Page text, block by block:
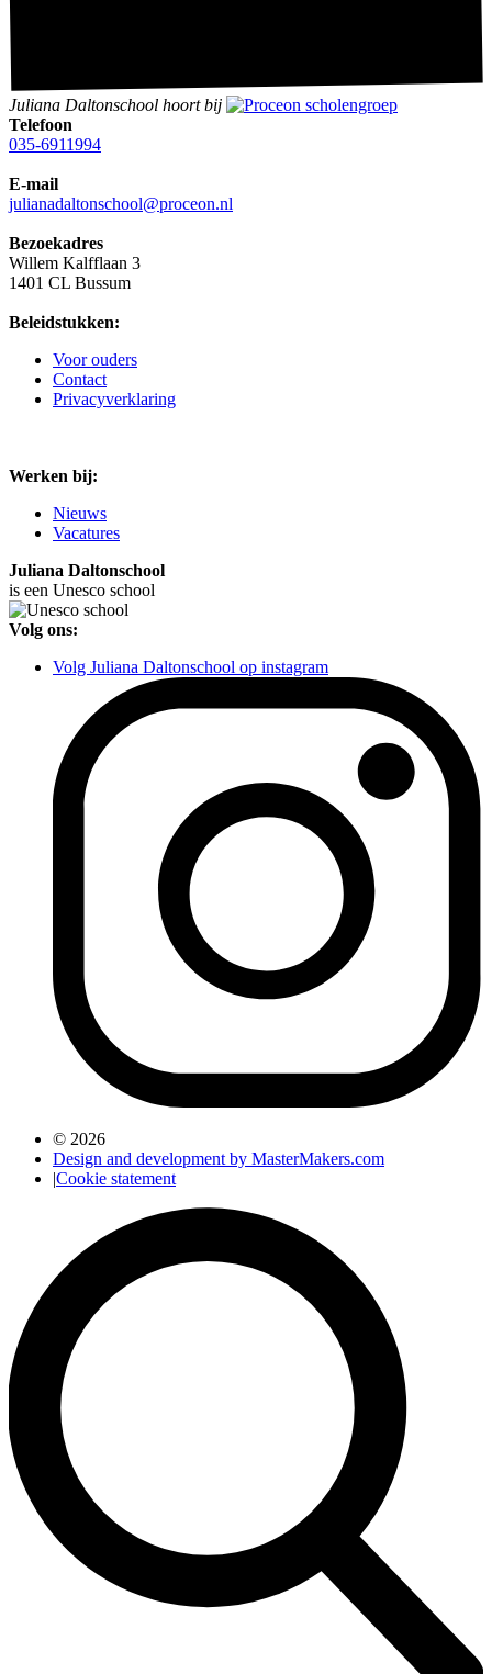
Juliana Daltonschool hoort bij
Telefoon
035-6911994
E-mail
julianadaltonschool@proceon.nl
Bezoekadres
Willem Kalfflaan 3
1401 CL Bussum
Beleidstukken:
Voor ouders
Contact
Privacyverklaring
Werken bij:
Nieuws
Vacatures
Juliana Daltonschool
is een Unesco school
Volg ons:
Volg Juliana Daltonschool op instagram
© 2026
Design and development by MasterMakers.com
Cookie statement